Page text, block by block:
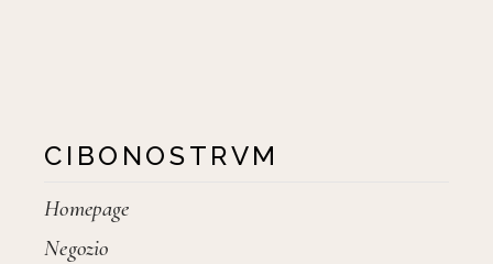
CIBONOSTRVM
Homepage
Negozio